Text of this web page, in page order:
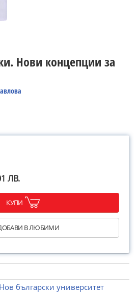
Нови концепции за
ЛВ.
КУПИ
В ЛЮБИМИ
Нов български университет